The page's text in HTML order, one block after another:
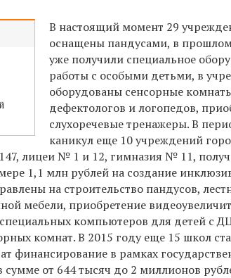
В настоящий момент 29
оснащены пандусами, в
уже получили специальное
работы с особыми детьми, в
оборудованы сенсорные
дефектологов и логопедов,
слухоречевые тренажеры. В
каникул еще 10 учреждений
лицеи № 1 и 12, гимназия № 11,
1,1 млн рублей на создание
на строительство пандусов,
мебели, приобретение
компьютеров для детей с
комнат. В 2015 году еще 15 школ
финансирование в рамках
от 644 тысяч до 2 миллионов